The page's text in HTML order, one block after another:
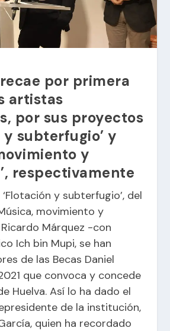
por primera
artistas
por sus proyectos
y subterfugio’ y
y
respectivamente
y subterfugio’, del
movimiento y
Ricardo Márquez -con
Ich bin Mupi, se han
de las Becas Daniel
que convoca y concede
Huelva. Así lo ha dado el
de la institución,
quien ha recordado